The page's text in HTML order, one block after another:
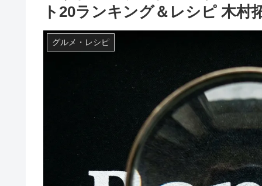
ト20ランキング＆レシピ 木村
グルメ・レシピ